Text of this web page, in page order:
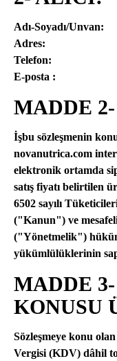
Adı-Soyadı/Unvan:
Adres:
Telefon:
E-posta :
MADDE
İşbu sözleşmenin
novanutrica.com
elektronik ortamda
satış fiyatı belirtilen
6502 sayılı
("Kanun") ve
("Yönetmelik")
yükümlülüklerinin
MADDE
KONUSU
Sözleşmeye konu
Vergisi (KDV) dâhil